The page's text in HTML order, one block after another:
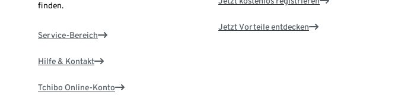
finden.
Service-Bereich
Hilfe & Kontakt
Tchibo Online-Konto
Jetzt Vorteile entdecken